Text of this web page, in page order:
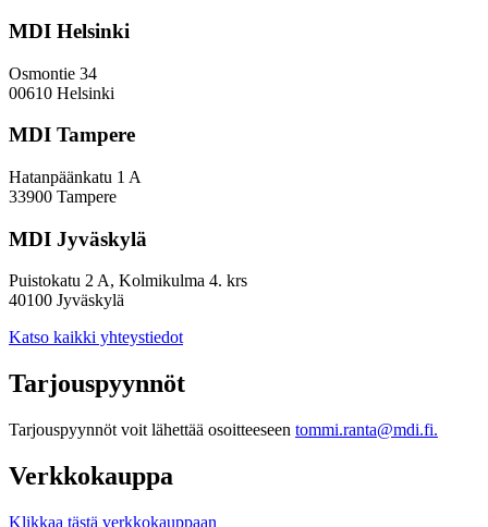
MDI Helsinki
Osmontie 34
00610 Helsinki
MDI Tampere
Hatanpäänkatu 1 A
33900 Tampere
MDI Jyväskylä
Puistokatu 2 A, Kolmikulma 4. krs
40100 Jyväskylä
Katso kaikki yhteystiedot
Tarjouspyynnöt
Tarjouspyynnöt voit lähettää osoitteeseen tommi.ranta@mdi.fi.
Verkkokauppa
Klikkaa tästä verkkokauppaan